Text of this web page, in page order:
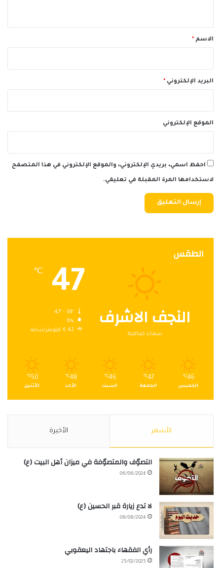
*الاسم *
البريد الإلكتروني *
الموقع الإلكتروني
احفظ اسمي، بريدي الإلكتروني، والموقع الإلكتروني في هذا المتصفح
لاستخدامها المرة المقبلة في تعليقي.
الطقس
النجف الاشرف
سماء صافية
47
℃
6%
6.42 كيلومتر/ساعة
46
℃
الخميس
47
℃
الجمعة
46
℃
السبت
48
℃
الأحد
50
℃
الأثنين
الأشهر الأخيرة
التصوّف والمتصوّفة في ميزان أهل البيت (ع)
06/06/2024
لا تدع زيارة قبر الحسين (ع)
08/08/2024
رأي الفقهاء باجتهاد اليعقوبي
25/02/2025